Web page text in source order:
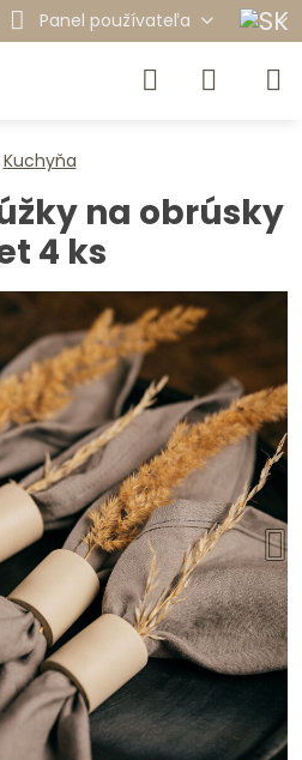
Panel používateľa
Kuchyňa
na obrúsky
4 ks